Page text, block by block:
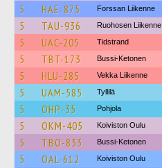
5 HAE-875 Forssan Liikenne
5 TAU-936 Ruohosen Liikenne
5 UAC-205 Tidstrand
5 TBT-173 Bussi-Ketonen
5 HLU-285 Vekka Liikenne
5 UAM-585 Tyllilä
5 OHP-35 Pohjola
5 OKM-405 Koiviston Oulu
5 TBO-833 Bussi-Ketonen
5 OAL-612 Koiviston Oulu